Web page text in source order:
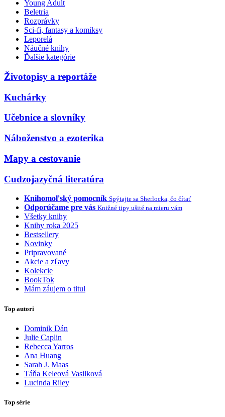
Young Adult
Beletria
Rozprávky
Sci-fi, fantasy a komiksy
Leporelá
Náučné knihy
Ďalšie kategórie
Životopisy a reportáže
Kuchárky
Učebnice a slovníky
Náboženstvo a ezoterika
Mapy a cestovanie
Cudzojazyčná literatúra
Knihomoľský pomocník Spýtajte sa Sherlocka, čo čítať
Odporúčame pre vás Knižné tipy ušité na mieru vám
Všetky knihy
Knihy roka 2025
Bestsellery
Novinky
Pripravované
Akcie a zľavy
Kolekcie
BookTok
Mám záujem o titul
Top autori
Dominik Dán
Julie Caplin
Rebecca Yarros
Ana Huang
Sarah J. Maas
Táňa Keleová Vasilková
Lucinda Riley
Top série